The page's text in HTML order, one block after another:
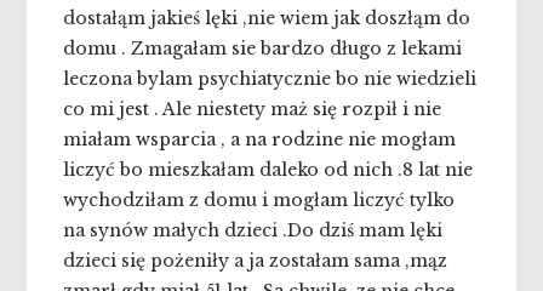
dostałąm jakieś lęki ,nie wiem jak doszłąm do
domu . Zmagałam sie bardzo długo z lekami
leczona bylam psychiatycznie bo nie wiedzieli
co mi jest . Ale niestety maż się rozpił i nie
miałam wsparcia , a na rodzine nie mogłam
liczyć bo mieszkałam daleko od nich .8 lat nie
wychodziłam z domu i mogłam liczyć tylko
na synów małych dzieci .Do dziś mam lęki
dzieci się pożeniły a ja zostałam sama ,mąz